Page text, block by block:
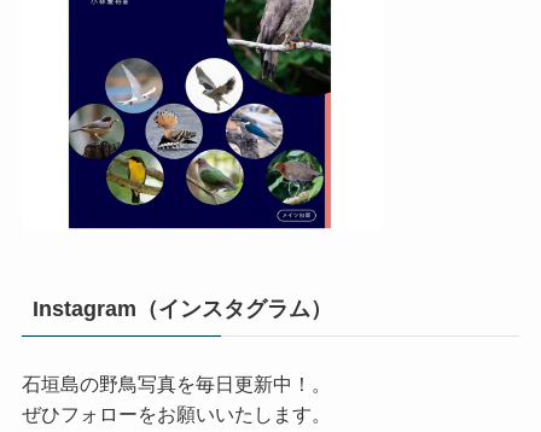
Instagram（インスタグラム）
石垣島の野鳥写真を毎日更新中！。
ぜひフォローをお願いいたします。